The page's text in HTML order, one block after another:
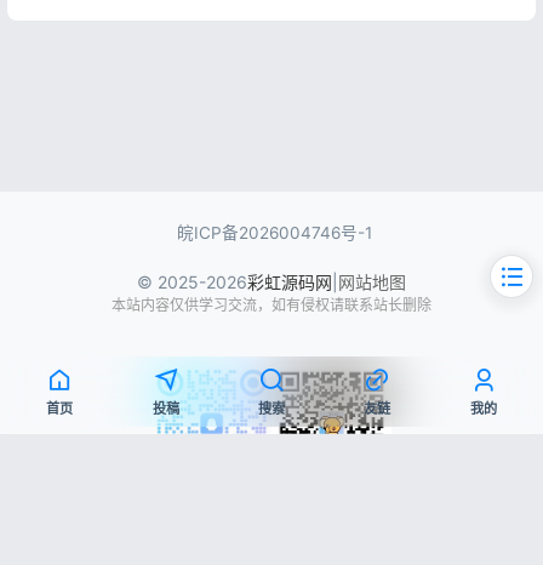
皖ICP备2026004746号-1
© 2025-2026彩虹源码网 网站地图
本站内容仅供学习交流，如有侵权请联系站长删除
首页 投稿 搜索 友链 我的